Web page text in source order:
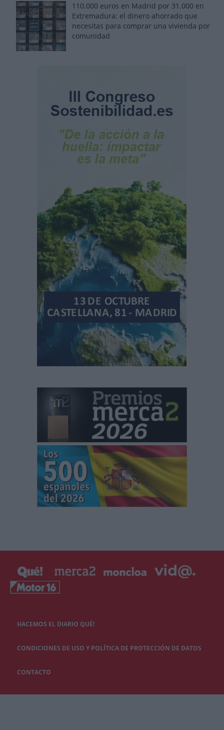
110.000 euros en Madrid por 31.000 en
Extremadura: el dinero ahorrado que
necesitas para comprar una vivienda por
comunidad
HACEMOS EL DIARIO QUÉ!
CONDICIONES DE USO Y POLÍTICA DE PROTECCIÓN DE DATOS
CONTACTO